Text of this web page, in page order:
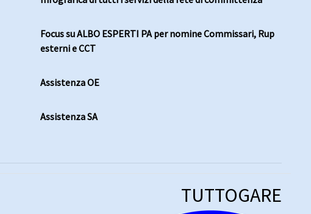
Focus su ALBO ESPERTI PA per nomine Commissari, Rup
esterni e CCT
Assistenza OE
Assistenza SA
TUTTOGARE